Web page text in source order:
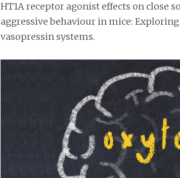
HT1A receptor agonist effects on close
aggressive behaviour in mice:
vasopressin systems.